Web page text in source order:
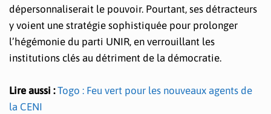
dépersonnaliserait le pouvoir. Pourtant, ses détracteurs
y voient une stratégie sophistiquée pour prolonger
l’hégémonie du parti UNIR, en verrouillant les
institutions clés au détriment de la démocratie.
Lire aussi :Togo : Feu vert pour les nouveaux agents de
la CENI